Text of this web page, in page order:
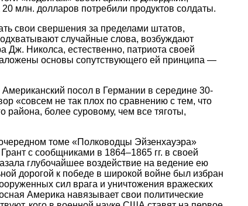
млн. долларов потребили продуктов солдаты.
свои свершения за пределами штатов,
случайные слова, возбуждают
Николса, естественно, патриота своей
основы сопутствующего ей принципа —
посол в Германии в середине 30-
«совсем не так плох по сравнению с тем, что
района, более суровому, чем все тяготы,
томе «Полководцы Эйзенхауэра»
с сообщниками в 1864–1865 гг. в своей
глубочайшее воздействие на ведение ею
дорогой к победе в широкой войне был избран
сил врага и уничтожения вражеских
Америка навязывает свои политические